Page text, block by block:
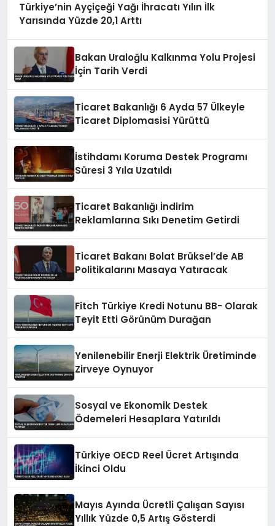
Türkiye’nin Ayçiçeği Yağı İhracatı Yılın İlk
Yarısında Yüzde 20,1 Arttı
Bakan Uraloğlu Kalkınma Yolu Projesi
İçin Tarih Verdi
Ticaret Bakanlığı 6 Ayda 57 Ülkeyle
Ticaret Diplomasisi Yürüttü
İstihdamı Koruma Destek Programı
Süresi 3 Yıla Uzatıldı
Ticaret Bakanlığı İndirim
Reklamlarına Sıkı Denetim Getirdi
Ticaret Bakanı Bolat Brüksel’de AB
Politikalarını Masaya Yatıracak
Fitch Türkiye Kredi Notunu BB- Olarak
Teyit Etti Görünüm Durağan
Yenilenebilir Enerji Elektrik Üretiminde
Zirveye Oynuyor
Sosyal ve Ekonomik Destek
Ödemeleri Hesaplara Yatırıldı
Türkiye OECD Reel Ücret Artışında
İkinci Oldu
Mayıs Ayında Ücretli Çalışan Sayısı
Yıllık Yüzde 0,5 Artış Gösterdi